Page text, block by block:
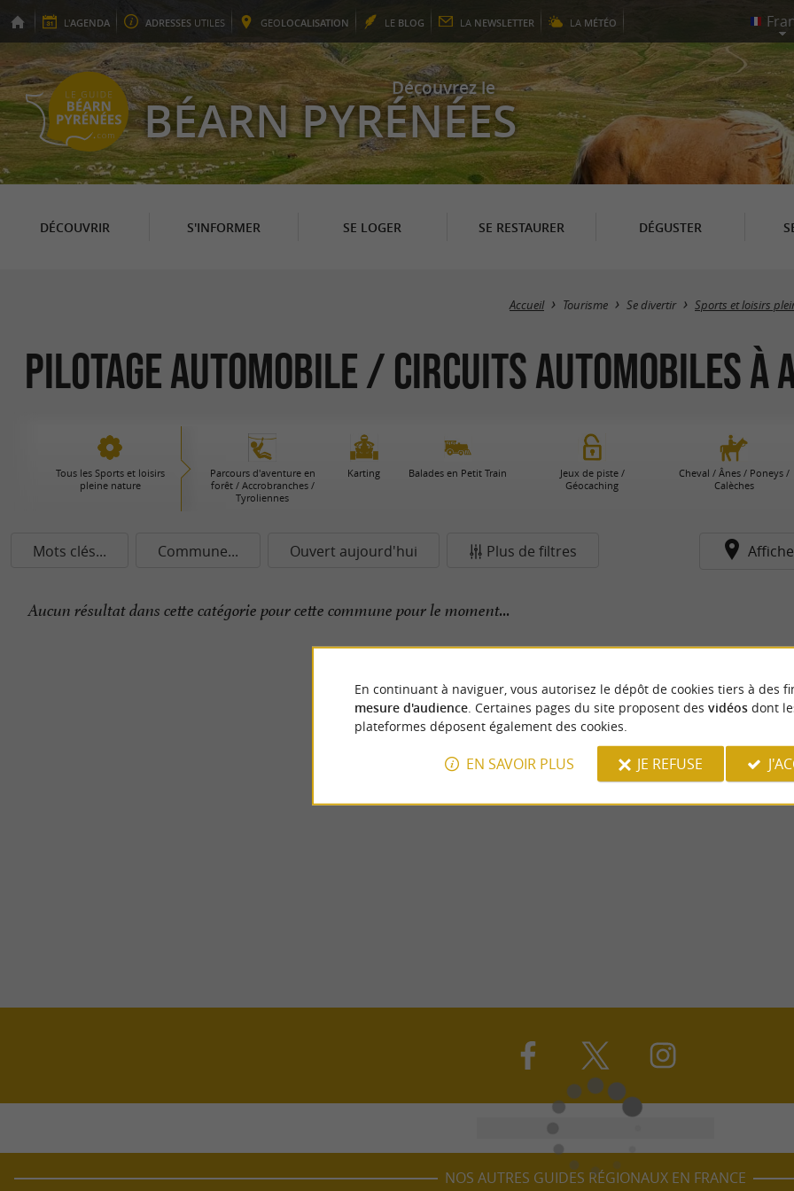
L'AGENDA ADRESSES UTILES GEOLOCALISATION LE BLOG LA NEWSLETTER LA MÉTÉO
Découvrez le
BÉARN PYRÉNÉES
DÉCOUVRIR S'INFORMER SE LOGER SE RESTAURER DÉGUSTER
Accueil Tourisme Se divertir Sports et loisirs
Pilotage automobile / Circuits automobiles à
Tous les Sports et loisirs
pleine nature
Parcours d'aventure en
forêt / Accrobranches /
Tyroliennes
Karting Balades en Petit Train
Jeux de piste /
Géocaching
Cheval / Ânes / Poneys /
Calèches
Mots clés... Commune... Ouvert aujourd'hui Plus de filtres
Aucun résultat dans cette catégorie pour cette commune pour le moment...
NOS AUTRES GUIDES RÉGIONAUX EN FRANCE
En continuant à naviguer, vous autorisez le dépôt de cookies tiers à des
mesure d'audience. Certaines pages du site proposent des vidéosdont
plateformes déposent également des cookies.
EN SAVOIR PLUS JE REFUSE